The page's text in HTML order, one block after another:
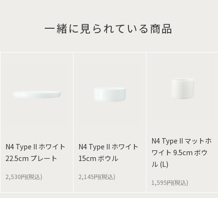
一緒に見られている商品
N4 Type II ホワイト
22.5cm プレート
2,530円(税込)
N4 Type II ホワイト
15cm ボウル
2,145円(税込)
N4 Type II マットホ
ワイト 9.5cm ボウ
ル (L)
1,595円(税込)